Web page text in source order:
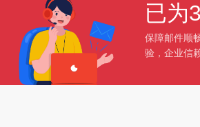
已为
保障邮件顺
验，企业信